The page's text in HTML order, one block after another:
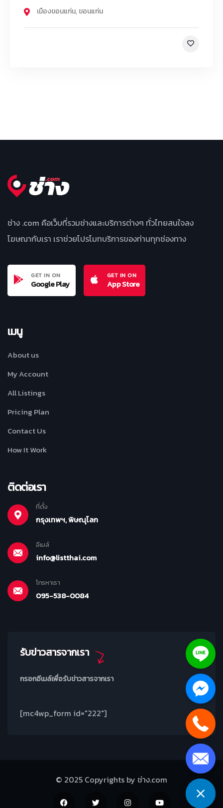
เมืองขอนแก่น,ขอนแก่น
Leaflet
ช่าง .com คือเว็บที่รวมช่างและบริการต่างๆ ทั่วไทยสนใจลง
โฆษณากับเรา เราช่วยโปรโมทบริการของท่านทุกช่องทาง
GET IN ON
Google Play
GET IN ON
App Store
เมนู
About us
My Account
All Listings
Pricing Plan
Contact Us
How It Work
ติดต่อเรา
ที่ตั้ง
กรุงเทพฯ, พิษณุโลก
อีเมล์
info@listthai.com
โทรหาเรา
095-538-0084
รับข่าวสารจากเรา
กรอกอีเมล์เพื่อรับข่าวสารจากเรา
[mc4wp_form id="222"]
© 2025 Copyrights by ช่าง.com